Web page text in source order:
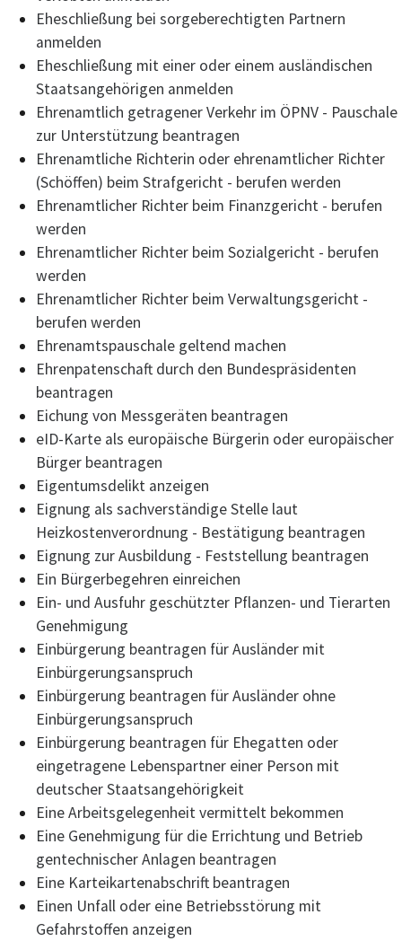
Eheschließung bei sorgeberechtigten Partnern
anmelden
Eheschließung mit einer oder einem ausländischen
Staatsangehörigen anmelden
Ehrenamtlich getragener Verkehr im ÖPNV - Pauschale
zur Unterstützung beantragen
Ehrenamtliche Richterin oder ehrenamtlicher Richter
(Schöffen) beim Strafgericht - berufen werden
Ehrenamtlicher Richter beim Finanzgericht - berufen
werden
Ehrenamtlicher Richter beim Sozialgericht - berufen
werden
Ehrenamtlicher Richter beim Verwaltungsgericht -
berufen werden
Ehrenamtspauschale geltend machen
Ehrenpatenschaft durch den Bundespräsidenten
beantragen
Eichung von Messgeräten beantragen
eID-Karte als europäische Bürgerin oder europäischer
Bürger beantragen
Eigentumsdelikt anzeigen
Eignung als sachverständige Stelle laut
Heizkostenverordnung - Bestätigung beantragen
Eignung zur Ausbildung - Feststellung beantragen
Ein Bürgerbegehren einreichen
Ein- und Ausfuhr geschützter Pflanzen- und Tierarten
Genehmigung
Einbürgerung beantragen für Ausländer mit
Einbürgerungsanspruch
Einbürgerung beantragen für Ausländer ohne
Einbürgerungsanspruch
Einbürgerung beantragen für Ehegatten oder
eingetragene Lebenspartner einer Person mit
deutscher Staatsangehörigkeit
Eine Arbeitsgelegenheit vermittelt bekommen
Eine Genehmigung für die Errichtung und Betrieb
gentechnischer Anlagen beantragen
Eine Karteikartenabschrift beantragen
Einen Unfall oder eine Betriebsstörung mit
Gefahrstoffen anzeigen